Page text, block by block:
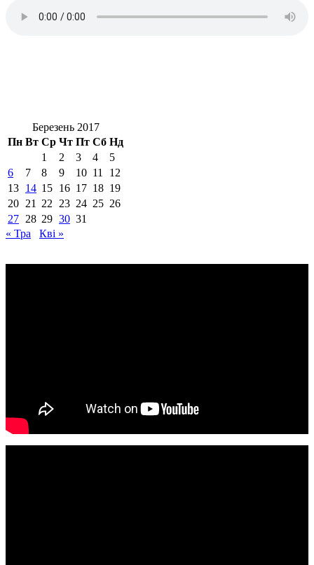
Березень 2017
Пн Вт Ср Чт Пт Сб Нд
1
2 3 4
5
6
7 8 9 10 11
12
13 14 15 16 17 18 19
20 21 22 23 24 25 26
27 28 29 30 31
« Тра
Кві »